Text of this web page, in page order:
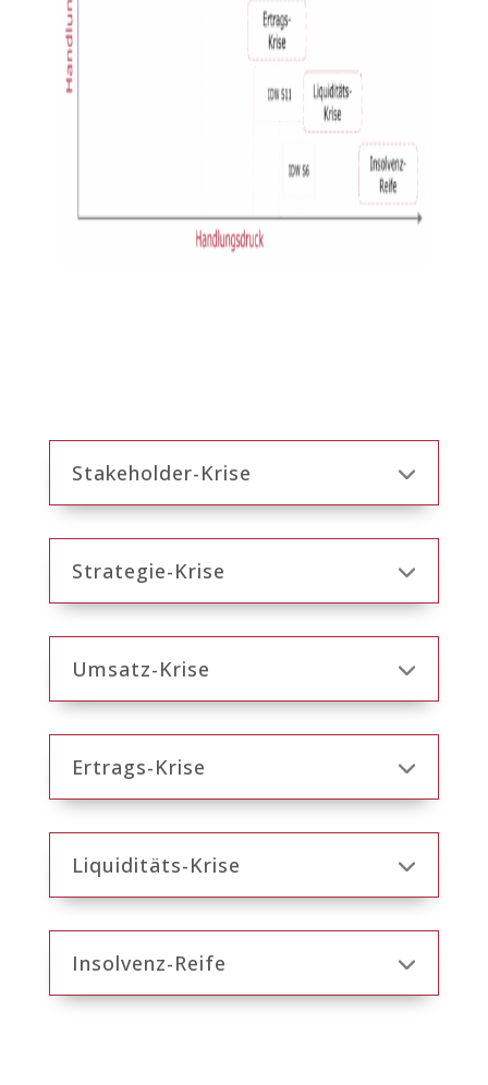
Stakeholder-Krise
Strategie-Krise
Umsatz-Krise
Ertrags-Krise
Liquiditäts-Krise
Insolvenz-Reife